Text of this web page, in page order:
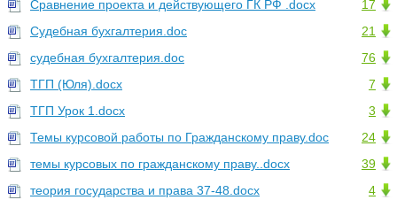
17
Сравнение проекта и действующего ГК РФ .docx
21
Судебная бухгалтерия.doc
76
судебная бухгалтерия.doc
7
ТГП (Юля).docx
3
ТГП Урок 1.docx
24
Темы курсовой работы по Гражданскому праву.doc
39
темы курсовых по гражданскому праву..docx
4
теория государства и права 37-48.docx